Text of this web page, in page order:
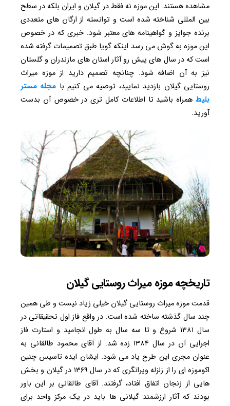
مشاهده هستند. این موزه نه فقط در گیلان و ایران بلکه در سطح
بین المللی شناخته شده است و توانسته از ارگان های متعددی
برنده جوایز و گواهینامه های معتبر شود. خبری که در خصوص
این موزه به گوش می رسد اینکه گویا طبق تصمیمات گرفته شده
است که در سال های پیش رو آثار استان های مازندران و گلستان
نیز به آن اضافه شود. چنانچه تصمیم دارید از موزه میراث
روستایی گیلان بازدید نمایید، توصیه می کنیم با مجله مستر
بلیط همراه باشید تا اطلاعات کامل تری در خصوص آن بدست
آورید.
تاریخچه موزه میراث روستایی گیلان
قدمت موزه میراث روستایی گیلان خیلی زیاد نیست و طی همین
چند سال گذشته ساخته شده است. در واقع فاز اول تحقیقاتی در
سال ۱۳۸۱ شروع و تا سه سال به طول انجامید و استارت فاز
اجرایی آن در سال ۱۳۸۴ زده شد. از آقای محمود طالقانی به
عنوان مجری این طرح یاد می شود. ایشان ایده تاسیس چنین
اکوموزه ای را از زلزله ویرانگری که در سال ۱۳۶۹ در گیلان و بخش
هایی از زنجان اتفاق افتاد، گرفتند. آقای طالقانی بر این باور
بودند که آثار ارزشمند گیلانی ها باید در یک مرکز واحد برای